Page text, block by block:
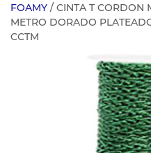
FOAMY / CINTA T CORDON
METRO DORADO
CCTM